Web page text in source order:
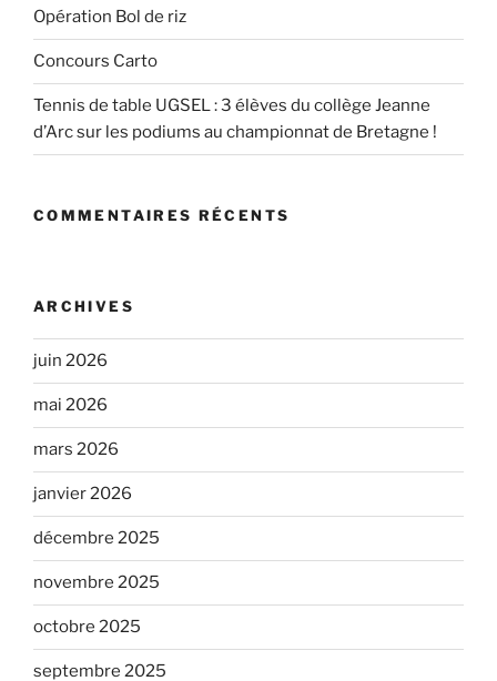
Opération Bol de riz
Concours Carto
Tennis de table UGSEL : 3 élèves du collège Jeanne
d’Arc sur les podiums au championnat de Bretagne !
COMMENTAIRES RÉCENTS
ARCHIVES
juin 2026
mai 2026
mars 2026
janvier 2026
décembre 2025
novembre 2025
octobre 2025
septembre 2025